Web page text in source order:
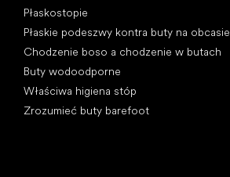
Płaskostopie
Płaskie podeszwy kontra buty na obcasie
Chodzenie boso a chodzenie w butach
Buty wodoodporne
Właściwa higiena stóp
Zrozumieć buty barefoot